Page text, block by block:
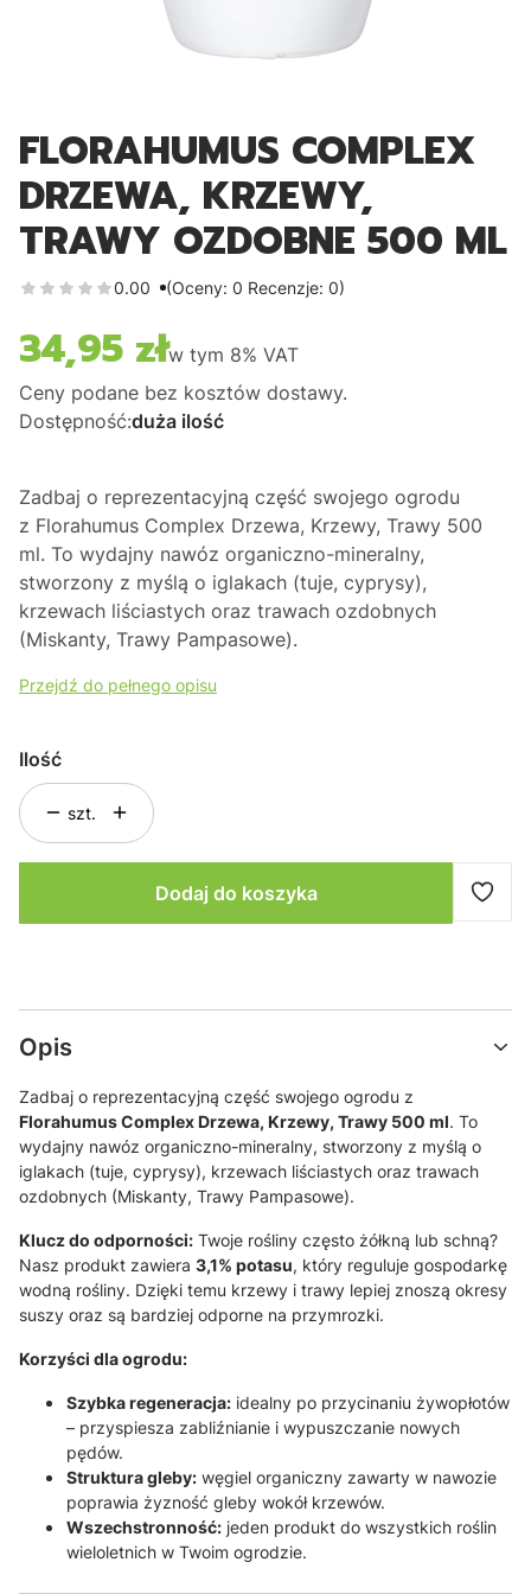
FLORAHUMUS COMPLEX
DRZEWA, KRZEWY,
TRAWY OZDOBNE 500 ML
0.00 (Oceny: 0 Recenzje: 0)
Cena
34,95 złw tym 8% VAT
Ceny podane bez kosztów dostawy.
Dostępność:duża ilość
Zadbaj o reprezentacyjną część swojego ogrodu
z Florahumus Complex Drzewa, Krzewy, Trawy 500
ml. To wydajny nawóz organiczno-mineralny,
stworzony z myślą o iglakach (tuje, cyprysy),
krzewach liściastych oraz trawach ozdobnych
(Miskanty, Trawy Pampasowe).
Przejdź do pełnego opisu
Ilość
szt.
Dodaj do koszyka
Opis
Zadbaj o reprezentacyjną część swojego ogrodu z
Florahumus Complex Drzewa, Krzewy, Trawy 500 ml. To
wydajny nawóz organiczno-mineralny, stworzony z myślą o
iglakach (tuje, cyprysy), krzewach liściastych oraz trawach
ozdobnych (Miskanty, Trawy Pampasowe).
Klucz do odporności: Twoje rośliny często żółkną lub schną?
Nasz produkt zawiera 3,1% potasu, który reguluje gospodarkę
wodną rośliny. Dzięki temu krzewy i trawy lepiej znoszą okresy
suszy oraz są bardziej odporne na przymrozki.
Korzyści dla ogrodu:
Szybka regeneracja: idealny po przycinaniu żywopłotów
– przyspiesza zabliźnianie i wypuszczanie nowych
pędów.
Struktura gleby: węgiel organiczny zawarty w nawozie
poprawia żyzność gleby wokół krzewów.
Wszechstronność: jeden produkt do wszystkich roślin
wieloletnich w Twoim ogrodzie.